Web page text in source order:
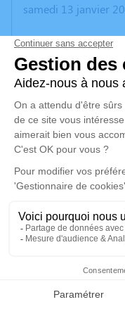
Faire-part
samedi 13 janvier
Nous vous invitons
vos condoléances,
anecdote ou
poèmes ou des
d'expression dédié
FALCOZ.
Un service de
disponible ici .
vendredi 19
communal 34